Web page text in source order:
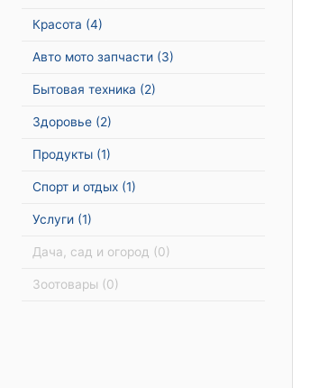
Красота (4)
Авто мото запчасти (3)
Бытовая техника (2)
Здоровье (2)
Продукты (1)
Спорт и отдых (1)
Услуги (1)
Дача, сад и огород (0)
Зоотовары (0)